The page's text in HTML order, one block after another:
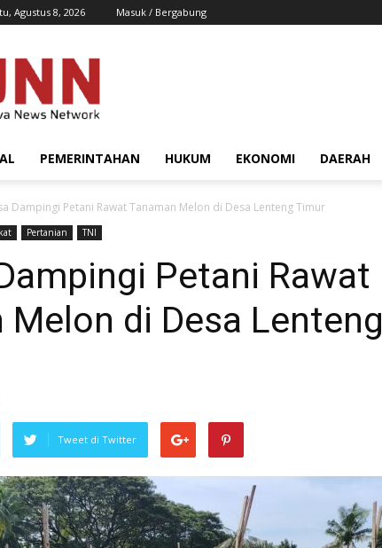
Agustus 8, 2026 Masuk / Bergabung
PEMERINTAHAN HUKUM EKONOMI DAERAH
Dampingi Petani Rawat Tanaman Melon di Desa Lenteng Timur
Pertanian TNI
Petani Rawat
Melon di Desa Lenteng
Tweet di Twitter